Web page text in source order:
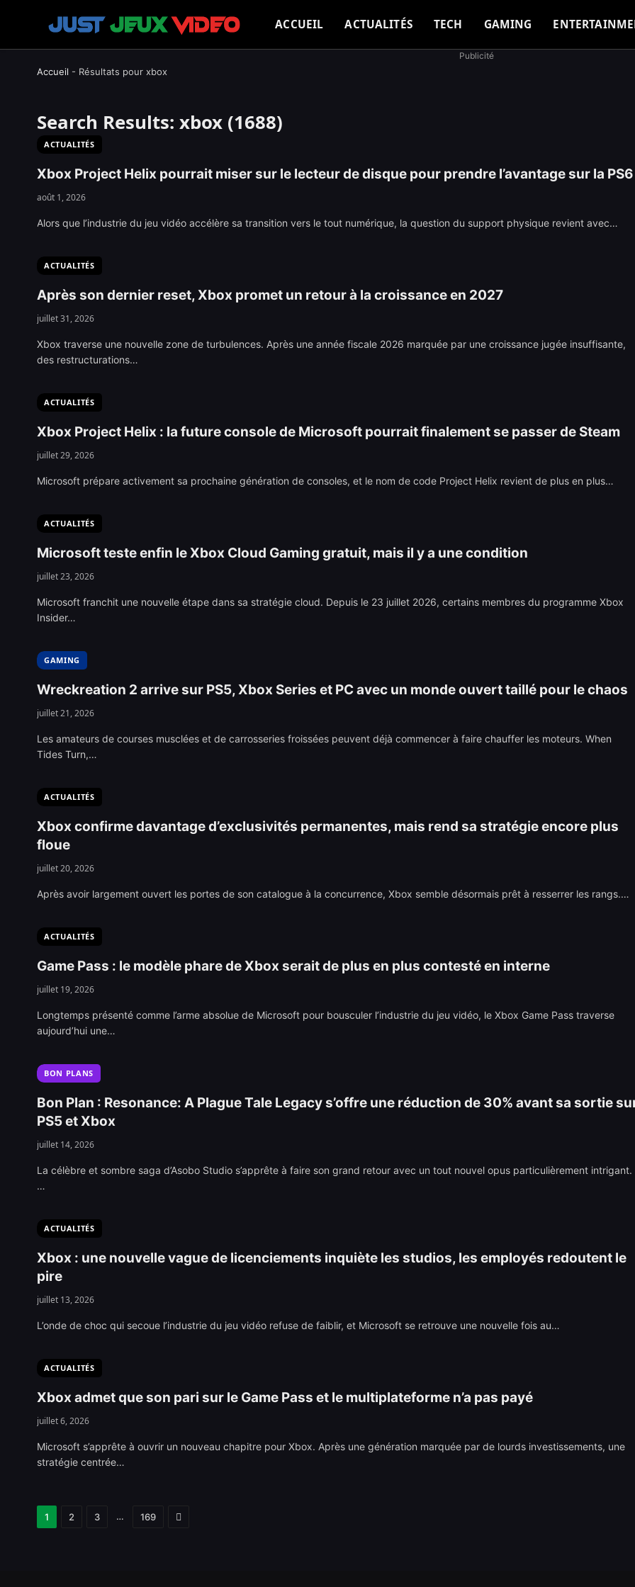
ACCUEIL ACTUALITÉS TECH GAMING
Publicité
Accueil - Résultats pour xbox
Search Results: xbox (1688)
ACTUALITÉS
Xbox Project Helix pourrait miser sur le lecteur de disque pour prendre l’avantage sur la PS6
août 1, 2026
Alors que l’industrie du jeu vidéo accélère sa transition vers le tout numérique, la question du support physique revient avec…
ACTUALITÉS
Après son dernier reset, Xbox promet un retour à la croissance en 2027
juillet 31, 2026
Xbox traverse une nouvelle zone de turbulences. Après une année fiscale 2026 marquée par une croissance jugée insuffisante,
des restructurations…
ACTUALITÉS
Xbox Project Helix : la future console de Microsoft pourrait finalement se passer de Steam
juillet 29, 2026
Microsoft prépare activement sa prochaine génération de consoles, et le nom de code Project Helix revient de plus en plus…
ACTUALITÉS
Microsoft teste enfin le Xbox Cloud Gaming gratuit, mais il y a une condition
juillet 23, 2026
Microsoft franchit une nouvelle étape dans sa stratégie cloud. Depuis le 23 juillet 2026, certains membres du programme Xbox
Insider…
GAMING
Wreckreation 2 arrive sur PS5, Xbox Series et PC avec un monde ouvert taillé pour le chaos
juillet 21, 2026
Les amateurs de courses musclées et de carrosseries froissées peuvent déjà commencer à faire chauffer les moteurs. When
Tides Turn,…
ACTUALITÉS
Xbox confirme davantage d’exclusivités permanentes, mais rend sa stratégie encore plus
floue
juillet 20, 2026
Après avoir largement ouvert les portes de son catalogue à la concurrence, Xbox semble désormais prêt à resserrer les rangs.…
ACTUALITÉS
Game Pass : le modèle phare de Xbox serait de plus en plus contesté en interne
juillet 19, 2026
Longtemps présenté comme l’arme absolue de Microsoft pour bousculer l’industrie du jeu vidéo, le Xbox Game Pass traverse
aujourd’hui une…
BON PLANS
Bon Plan : Resonance: A Plague Tale Legacy s’offre une réduction de 30% avant sa sortie
PS5 et Xbox
juillet 14, 2026
La célèbre et sombre saga d’Asobo Studio s’apprête à faire son grand retour avec un tout nouvel opus particulièrement intrigant.
…
ACTUALITÉS
Xbox : une nouvelle vague de licenciements inquiète les studios, les employés redoutent le
pire
juillet 13, 2026
L’onde de choc qui secoue l’industrie du jeu vidéo refuse de faiblir, et Microsoft se retrouve une nouvelle fois au…
ACTUALITÉS
Xbox admet que son pari sur le Game Pass et le multiplateforme n’a pas payé
juillet 6, 2026
Microsoft s’apprête à ouvrir un nouveau chapitre pour Xbox. Après une génération marquée par de lourds investissements, une
stratégie centrée…
1 2 3 … 169 Next